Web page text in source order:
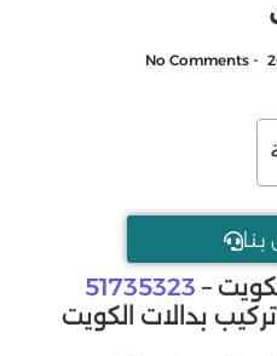
-
–
51735323
بدالات الكويت